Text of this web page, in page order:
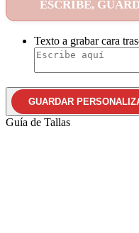
ESCRIBE,
Texto a grabar cara
GUARDAR
Guía de Tallas